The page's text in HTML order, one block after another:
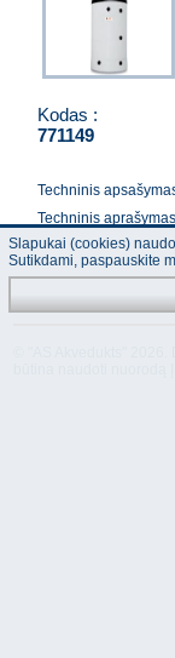
Kodas :
771149
Techninis
Techninis
Slapukai (cookies)
Sutikdami, paspauskite